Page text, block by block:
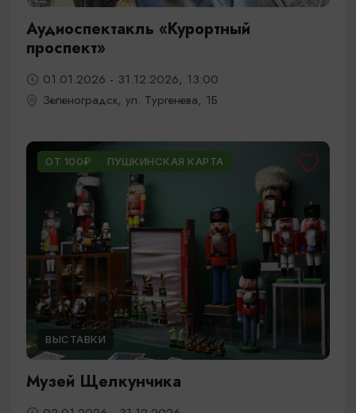
Аудиоспектакль «Курортный
проспект»
01.01.2026 - 31.12.2026, 13:00
Зеленоградск, ул. Тургенева, 1Б
ОТ 100₽ ПУШКИНСКАЯ КАРТА
ВЫСТАВКИ
Музей Щелкунчика